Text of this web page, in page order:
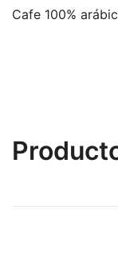
Cafe 100%